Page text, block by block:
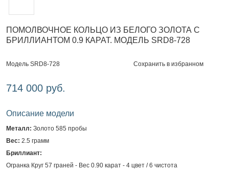
ПОМОЛВОЧНОЕ КОЛЬЦО ИЗ БЕЛОГО ЗОЛОТА С
БРИЛЛИАНТОМ 0.9 КАРАТ. МОДЕЛЬ SRD8-728
Модель SRD8-728 Сохранить в избранном
714 000 руб.
Описание модели
Металл: Золото 585 пробы
Вес: 2.5 грамм
Бриллиант:
Огранка Круг 57 граней - Вес 0.90 карат - 4 цвет / 6 чистота